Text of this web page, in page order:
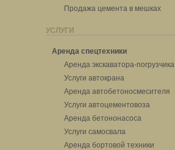
Продажа цемента в мешках
УСЛУГИ
Аренда спецтехники
Аренда экскаватора-погрузчика
Услуги автокрана
Аренда автобетоносмесителя
Услуги автоцементовоза
Аренда бетононасоса
Услуги самосвала
Аренда бортовой техники